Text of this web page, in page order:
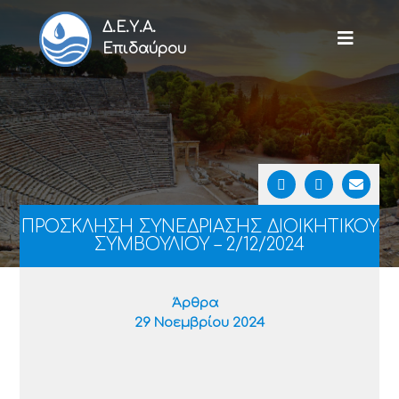
Δ.Ε.Υ.Α.
Επιδαύρου
ΠΡΟΣΚΛΗΣΗ ΣΥΝΕΔΡΙΑΣΗΣ ΔΙΟΙΚΗΤΙΚΟΥ
ΣΥΜΒΟΥΛΙΟΥ – 2/12/2024
Άρθρα
29 Νοεμβρίου 2024